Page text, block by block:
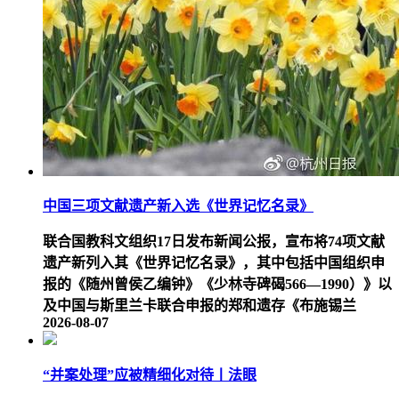
中国三项文献遗产新入选《世界记忆名录》
联合国教科文组织17日发布新闻公报，宣布将74项文献
遗产新列入其《世界记忆名录》，其中包括中国组织申
报的《随州曾侯乙编钟》《少林寺碑碣566—1990）》以
及中国与斯里兰卡联合申报的郑和遗存《布施锡兰
2026-08-07
“并案处理”应被精细化对待丨法眼